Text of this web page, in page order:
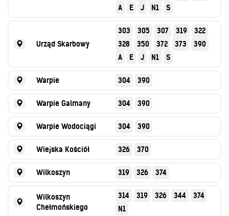
A
E J N1 S
Urząd Skarbowy
303 305 307 319
322
328
350 372 373
390
A
E J N1 S
Warpie 304 390
Warpie Galmany 304 390
Warpie Wodociągi 304 390
Wiejska Kościół 326 370
Wilkoszyn 319 326 374
Wilkoszyn
Chełmońskiego
314 319 326 344
374
N1